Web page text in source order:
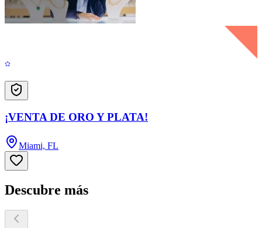
¡VENTA DE ORO Y PLATA!
Miami, FL
Descubre más